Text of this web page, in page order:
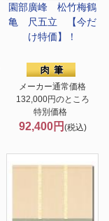
園部廣峰 松竹梅鶴
亀 尺五立 【今だ
け特価】！
メーカー通常価格
132,000円のところ
特別価格
92,400円 (税込)